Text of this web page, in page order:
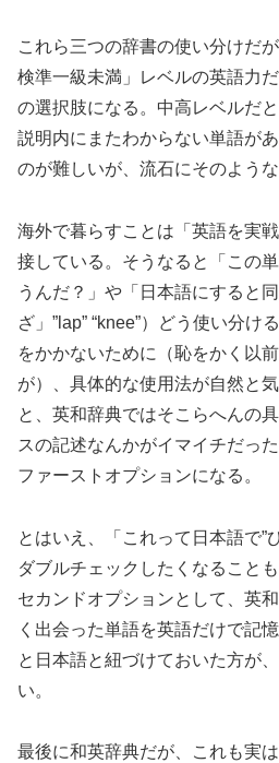
これら三つの辞書の使い分けだ
検準一級未満」レベルの英語力
の選択肢になる。中高レベルだ
説明内にまたわからない単語が
のが難しいが、流石にそのよう
海外で暮らすことは「英語を実
接している。そうなると「この
うんだ？」や「日本語にすると
ざ」”lap” “knee”）どう使い分け
をかかないために（恥をかく以
が）、具体的な使用法が自然と
と、英和辞典ではそこらへんの
スの記述なんかがイマイチだっ
ファーストオプションになる。
とはいえ、「これって日本語で”
ダブルチェックしたくなること
セカンドオプションとして、英
く出会った単語を英語だけで記
と日本語と紐づけておいた方が
い。
最後に和英辞典だが、これも実